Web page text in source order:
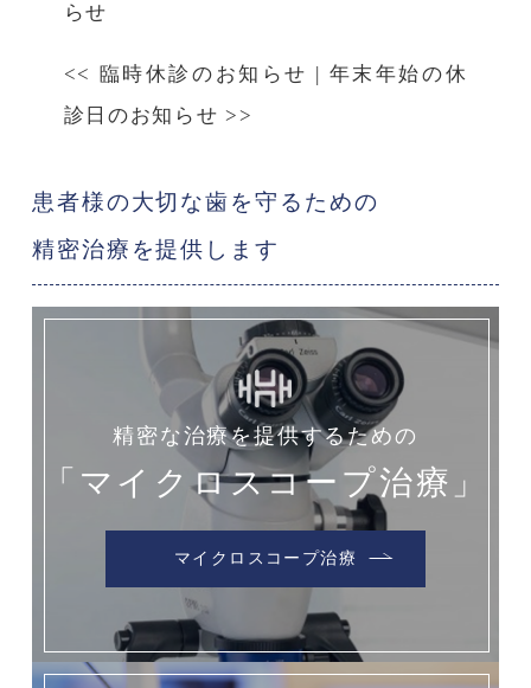
らせ
<< 臨時休診のお知らせ | 年末年始の休
診日のお知らせ>>
患者様の大切な歯を守るための
精密治療を提供します
精密な治療を提供するための
「マイクロスコープ治療」
マイクロスコープ治療